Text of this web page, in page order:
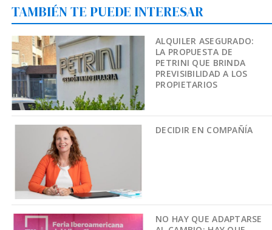
TAMBIÉN TE PUEDE INTERESAR
ALQUILER ASEGURADO:
LA PROPUESTA DE
PETRINI QUE BRINDA
PREVISIBILIDAD A LOS
PROPIETARIOS
DECIDIR EN COMPAÑÍA
NO HAY QUE ADAPTARSE